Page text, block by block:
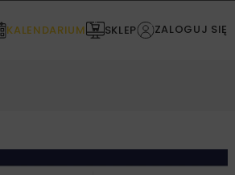
KALENDARIUM SKLEP ZALOGUJ SIĘ